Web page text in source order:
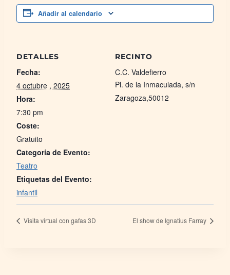
Añadir al calendario
DETALLES
Fecha:
4 octubre , 2025
Hora:
7:30 pm
Coste:
Gratuito
Categoría de Evento:
Teatro
Etiquetas del Evento:
infantil
RECINTO
C.C. Valdefierro
Pl. de la Inmaculada, s/n
Zaragoza,50012
Visita virtual con gafas 3D El show de Ignatius Farray